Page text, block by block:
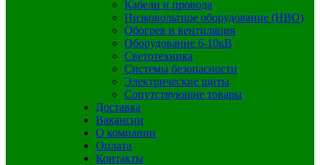
Кабели и провода
Низковольтное оборудование (НВО)
Обогрев и вентиляция
Оборудование 6-10кВ
Светотехника
Системы безопасности
Электрические щиты
Сопутствующие товары
Доставка
Вакансии
О компании
Оплата
Контакты